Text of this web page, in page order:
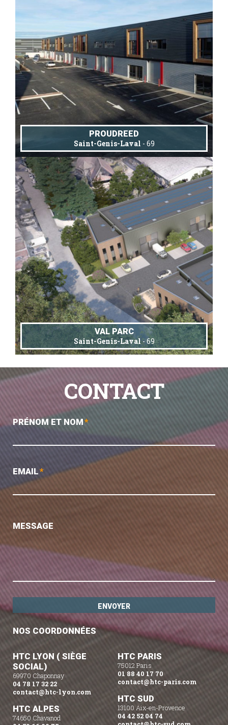
PROUDREED
Saint-Genis-Laval - 69
VAL PARC
Saint-Genis-Laval- 69
CONTACT
PRÉNOM ET NOM*
EMAIL*
MESSAGE
NOS COORDONNÉES
HTC LYON ( SIÈGE
SOCIAL)
69970 Chaponnay
04 78 17 32 22
contact@htc-lyon.com
HTC ALPES
74650 Chavanod
HTC PARIS
75012 Paris
01 88 40 17 70
contact@htc-paris.com
HTC SUD
13100 Aix-en-Provence
04 42 52 04 74